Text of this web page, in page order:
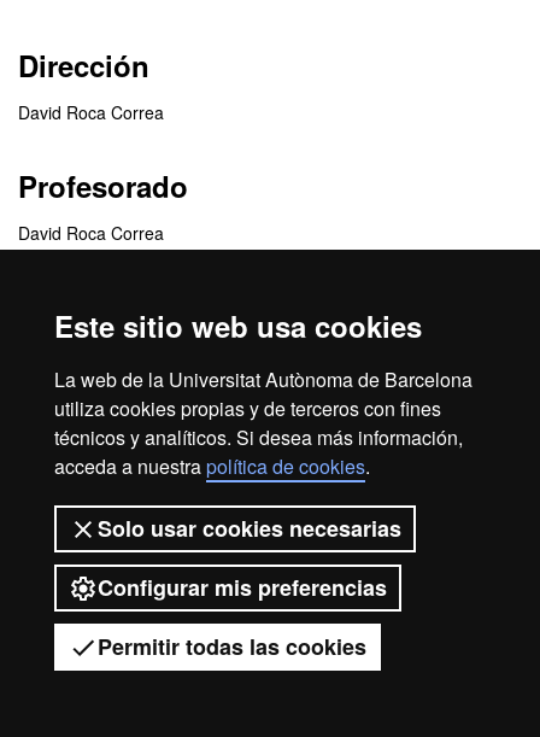
Este sitio web usa cookies
La web de la Universitat Autònoma de Barcelona
utiliza cookies propias y de terceros con fines
técnicos y analíticos. Si desea más información,
acceda a nuestrapolítica de cookies.
Solo usar cookies necesarias
Configurar mis preferencias
Permitir todas las cookies
Tienes dudas?
Dirección
David Roca Correa
Profesorado
David Roca Correa
Centros responsables
Comunicación Audiovisual
Aviso legal
Protección de datos
Sobre el web
Accesibilidad web
2026 Universitat Autònoma de
Barcelona